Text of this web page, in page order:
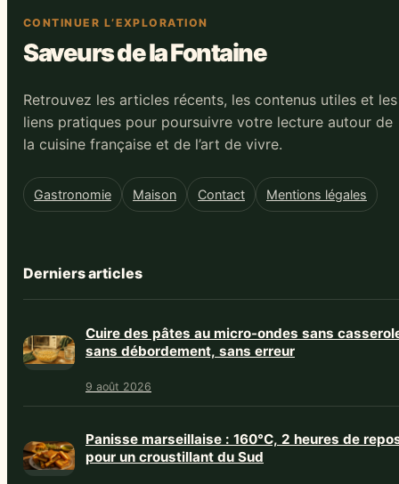
CONTINUER L’EXPLORATION
Saveurs de la Fontaine
Retrouvez les articles récents, les contenus utiles et les
liens pratiques pour poursuivre votre lecture autour de
la cuisine française et de l’art de vivre.
Gastronomie Maison Contact Mentions légales
Derniers articles
Cuire des pâtes au micro-ondes sans
sans débordement, sans erreur
9 août 2026
Panisse marseillaise : 160°C, 2 heures de
pour un croustillant du Sud